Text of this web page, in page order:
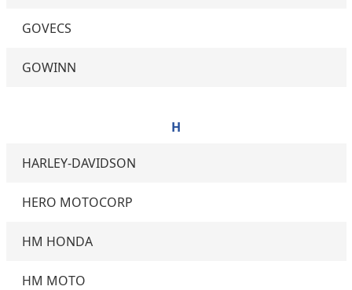
GOVECS
GOWINN
H
HARLEY-DAVIDSON
HERO MOTOCORP
HM HONDA
HM MOTO